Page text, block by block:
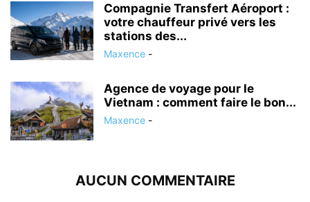
Compagnie Transfert Aéroport :
votre chauffeur privé vers les
stations des...
Maxence -
Agence de voyage pour le
Vietnam : comment faire le bon...
Maxence -
AUCUN COMMENTAIRE